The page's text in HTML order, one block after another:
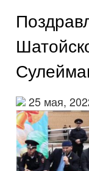
25 мая,